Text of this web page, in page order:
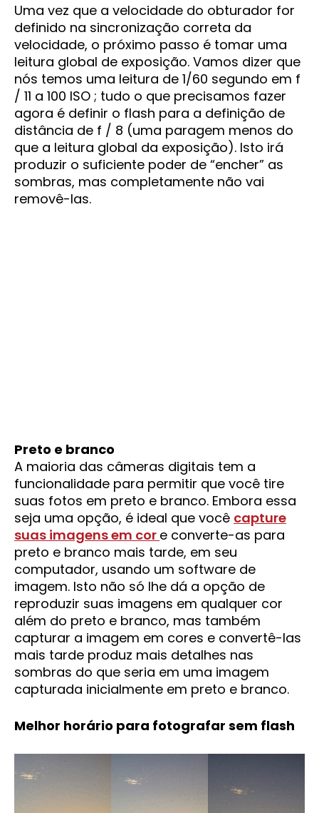
Uma vez que a velocidade do obturador for
definido na sincronização correta da
velocidade, o próximo passo é tomar uma
leitura global de exposição. Vamos dizer que
nós temos uma leitura de 1/60 segundo em f
/ 11 a 100 ISO ; tudo o que precisamos fazer
agora é definir o flash para a definição de
distância de f / 8 (uma paragem menos do
que a leitura global da exposição). Isto irá
produzir o suficiente poder de “encher” as
sombras, mas completamente não vai
removê-las.
Preto e branco
A maioria das câmeras digitais tem a
funcionalidade para permitir que você tire
suas fotos em preto e branco. Embora essa
seja uma opção, é ideal que você capture
suas imagens em cor e converte-as para
preto e branco mais tarde, em seu
computador, usando um software de
imagem. Isto não só lhe dá a opção de
reproduzir suas imagens em qualquer cor
além do preto e branco, mas também
capturar a imagem em cores e convertê-las
mais tarde produz mais detalhes nas
sombras do que seria em uma imagem
capturada inicialmente em preto e branco.
Melhor horário para fotografar sem flash